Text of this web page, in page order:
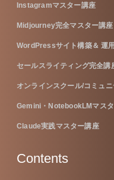
Instagramマスター講座
Midjourney完全マスター講座
WordPressサイト構築＆ 運
セールスライティング完全講
オンラインスクール/コミュ
Gemini・NotebookLMマス
Claude実践マスター講座
Contents